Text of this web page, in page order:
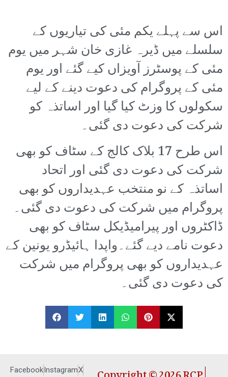
اس سے پہلے یکم مئی کی تیاریوں کے
سلسلے میں ڈیرہ غازی خان شہر میں یوم
مئی کے پوسٹرز آویزاں کیے گئے اور یوم
مئی کے پروگرام کی دعوت دینے کے لیے
سکولوں کا وزٹ کیا گیا اور اساتذہ کو
شرکت کی دعوت دی گئی۔
اس طرح 17 بلاک کالج کے سٹاف کو بھی
شرکت کی دعوت دی گئی اور اتحاد
اساتذہ کے نو منتخب عہدیداروں کو بھی
پروگرام میں شرکت کی دعوت دی گئی۔
ڈاکٹروں اور پیرامیڈیکل سٹاف کو بھی
دعوت نامے دیے گئے۔واپدا ہائیڈرو یونین کے
عہدیداروں کو بھی پروگرام میں شرکت
کی دعوت دی گئی۔
Facebook InstagramX